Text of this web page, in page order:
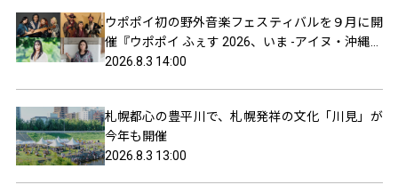
ウポポイ初の野外音楽フェスティバルを９月に開
催『ウポポイ ふぇす 2026、いま -アイヌ・沖縄・
奄美がつながる-』
2026.8.3 14:00
札幌都心の豊平川で、札幌発祥の文化「川見」が
今年も開催
2026.8.3 13:00